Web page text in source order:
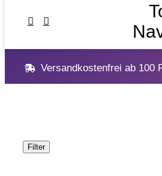
Home
Anlässe
Versandkostenfrei ab 100
Filter